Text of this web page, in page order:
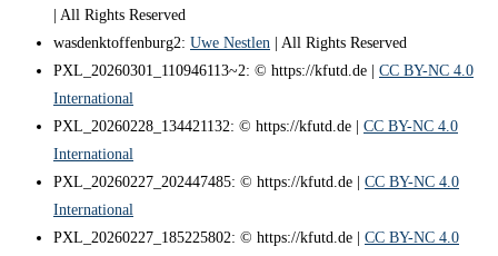
| All Rights Reserved
wasdenktoffenburg2: Uwe Nestlen | All Rights Reserved
PXL_20260301_110946113~2: © https://kfutd.de | CC BY-NC 4.0
International
PXL_20260228_134421132: © https://kfutd.de | CC BY-NC 4.0
International
PXL_20260227_202447485: © https://kfutd.de | CC BY-NC 4.0
International
PXL_20260227_185225802: © https://kfutd.de | CC BY-NC 4.0